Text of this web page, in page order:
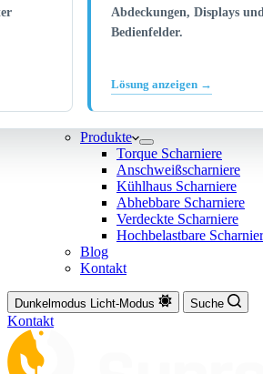
Abdeckungen, Displays
Bedienfelder.
Lösung anzeigen →
Produkte
Torque Scharniere
Anschweißscharniere
Kühlhaus Scharniere
Abhebbare Scharniere
Verdeckte Scharniere
Hochbelastbare
Blog
Kontakt
Dunkelmodus Licht-Modus Suche
Kontakt